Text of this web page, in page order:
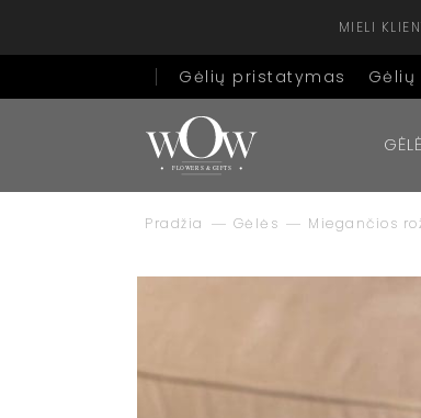
MIELI
Gėlių pristatymas Gėlių
Pradžia Gėlės Miegančios